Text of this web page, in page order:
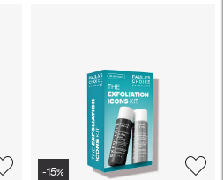
-15%